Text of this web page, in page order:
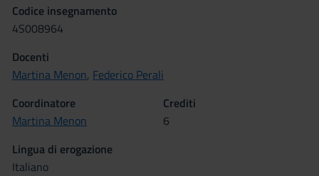
Codice insegnamento
4S008964
Docenti
Martina Menon, Federico Perali
Coordinatore
Martina Menon
Crediti
6
Lingua di erogazione
Italiano